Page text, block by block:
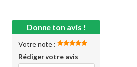
Donne ton avis !
Votre note :
Rédiger votre avis